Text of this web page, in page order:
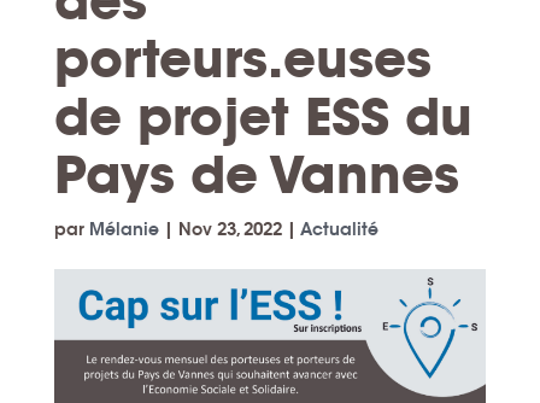
porteurs.euses
de projet ESS du
Pays de Vannes
par Mélanie| Nov 23, 2022| Actualité